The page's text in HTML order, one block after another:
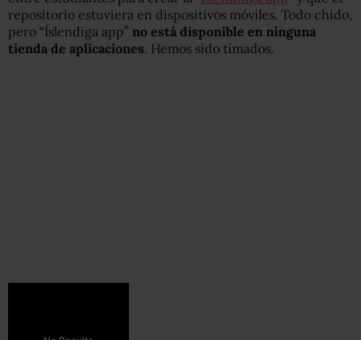
repositorio estuviera en dispositivos móviles. Todo chido,
pero “Íslendiga app” no está disponible en ninguna
tienda de aplicaciones. Hemos sido timados.